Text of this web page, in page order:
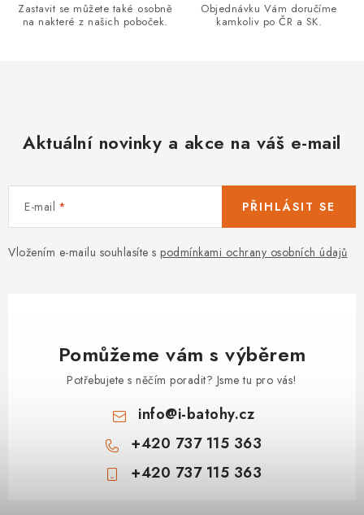
Zastavit se můžete také osobně
na nakteré z našich poboček.
Objednávku Vám doručíme
kamkoliv po ČR a SK.
Aktuální novinky a akce na váš e-mail
E-mail
Vložením e-mailu souhlasíte s podmínkami ochrany osobních údajů
PŘIHLÁSIT SE
Pomůžeme vám s výběrem
Potřebujete s něčím poradit? Jsme tu pro vás!
info@i-batohy.cz
+420 737 115 363
+420 737 115 363